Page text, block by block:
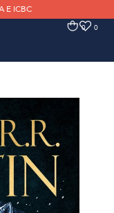
E ICBC
0 0